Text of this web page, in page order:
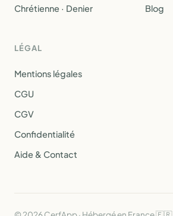
Chrétienne · Denier
Blog
LÉGAL
Mentions légales
CGU
CGV
Confidentialité
Aide & Contact